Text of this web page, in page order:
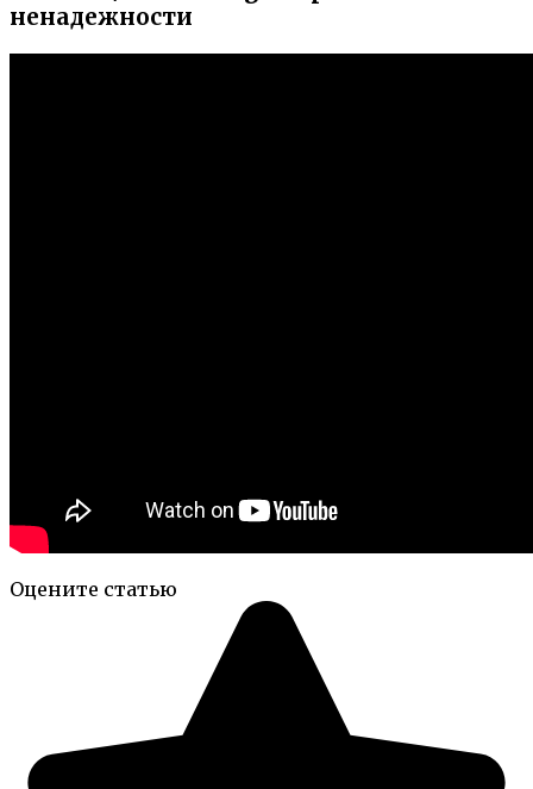
ненадежности
Оцените статью